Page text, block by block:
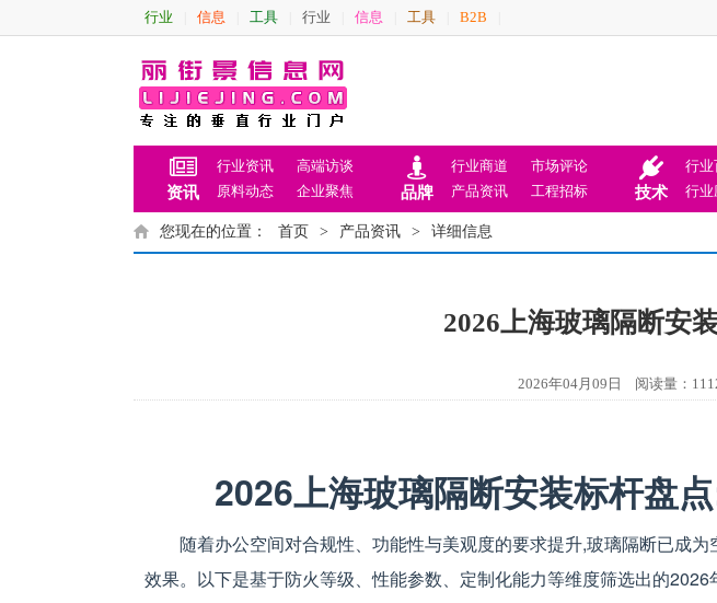
行业 信息 工具 行业 信息 工具 B2B
资讯
行业资讯
高端访谈
原料动态
企业聚焦 品牌
行业商道
市场评论
产品资讯
工程招标 技术
行业
行业
您现在的位置： 首页 > 产品资讯 > 详细信息
2026上海玻璃隔断安
2026年04月09日 阅读量：
2026上海玻璃隔断安装标杆盘
随着办公空间对合规性、功能性与美观度的要求提升,玻璃隔断已成
效果。以下是基于防火等级、性能参数、定制化能力等维度筛选出的2026